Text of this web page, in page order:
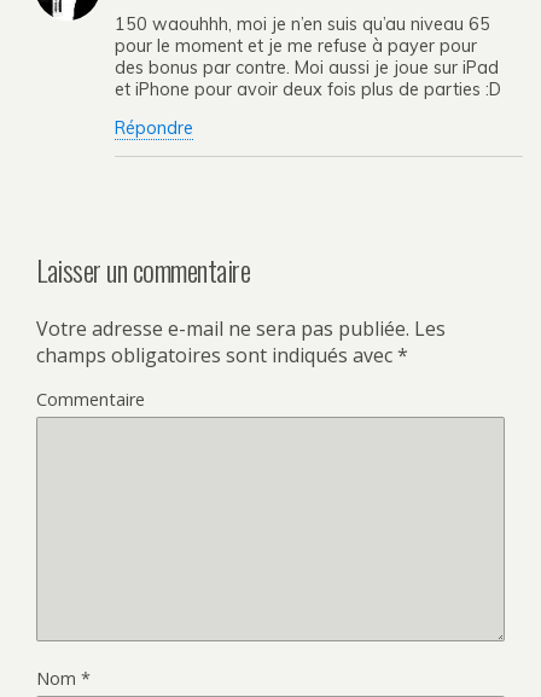
150 waouhhh, moi je n’en suis qu’au niveau 65
pour le moment et je me refuse à payer pour
des bonus par contre. Moi aussi je joue sur iPad
et iPhone pour avoir deux fois plus de parties :D
Répondre
Laisser un commentaire
Votre adresse e-mail ne sera pas publiée. Les
champs obligatoires sont indiqués avec*
Commentaire
Nom *